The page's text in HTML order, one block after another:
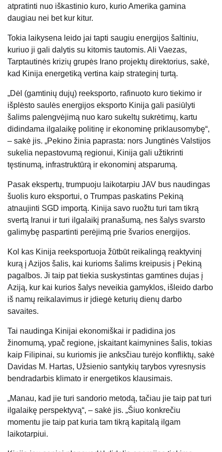
atpratinti nuo iškastinio kuro, kurio Amerika gamina
daugiau nei bet kur kitur.
Tokia laikysena leido jai tapti saugiu energijos šaltiniu,
kuriuo ji gali dalytis su kitomis tautomis. Ali Vaezas,
Tarptautinės krizių grupės Irano projektų direktorius, sakė,
kad Kinija energetiką vertina kaip strateginį turtą.
„Dėl (gamtinių dujų) reeksporto, rafinuoto kuro tiekimo ir
išplėsto saulės energijos eksporto Kinija gali pasiūlyti
šalims palengvėjimą nuo karo sukeltų sukrėtimų, kartu
didindama ilgalaikę politinę ir ekonominę priklausomybę“,
– sakė jis. „Pekino žinia paprasta: nors Jungtinės Valstijos
sukelia nepastovumą regionui, Kinija gali užtikrinti
tęstinumą, infrastruktūrą ir ekonominį atsparumą.
Pasak ekspertų, trumpuoju laikotarpiu JAV bus naudingas
šuolis kuro eksportui, o Trumpas paskatins Pekiną
atnaujinti SGD importą. Kinija savo ruožtu turi tam tikrą
svertą Iranui ir turi ilgalaikį pranašumą, nes šalys svarsto
galimybę paspartinti perėjimą prie švarios energijos.
Kol kas Kinija reeksportuoja žūtbūt reikalingą reaktyvinį
kurą į Azijos šalis, kai kurioms šalims kreipusis į Pekiną
pagalbos. Ji taip pat tiekia suskystintas gamtines dujas į
Aziją, kur kai kurios šalys neveikia gamyklos, išleido darbo
iš namų reikalavimus ir įdiegė keturių dienų darbo
savaites.
Tai naudinga Kinijai ekonomiškai ir padidina jos
žinomumą, ypač regione, įskaitant kaimynines šalis, tokias
kaip Filipinai, su kuriomis jie anksčiau turėjo konfliktų, sakė
Davidas M. Hartas, Užsienio santykių tarybos vyresnysis
bendradarbis klimato ir energetikos klausimais.
„Manau, kad jie turi sandorio metodą, tačiau jie taip pat turi
ilgalaikę perspektyvą“, – sakė jis. „Šiuo konkrečiu
momentu jie taip pat kuria tam tikrą kapitalą ilgam
laikotarpiui.